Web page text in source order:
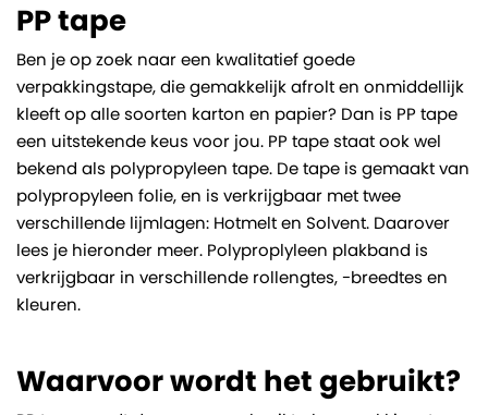
PP tape
Ben je op zoek naar een kwalitatief goede
verpakkingstape, die gemakkelijk afrolt en onmiddellijk
kleeft op alle soorten karton en papier? Dan is PP tape
een uitstekende keus voor jou. PP tape staat ook wel
bekend als polypropyleen tape. De tape is gemaakt van
polypropyleen folie, en is verkrijgbaar met twee
verschillende lijmlagen: Hotmelt en Solvent. Daarover
lees je hieronder meer. Polyproplyleen plakband is
verkrijgbaar in verschillende rollengtes, -breedtes en
kleuren.
Waarvoor wordt het gebruikt?